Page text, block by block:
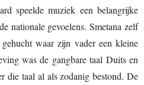
speelde muziek een belangrijke
nationale gevoelens. Smetana zelf
waar zijn vader een kleine
was de gangbare taal Duits en
die taal al als zodanig bestond. De